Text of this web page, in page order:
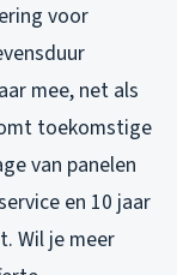
voor
mee, net als
toekomstige
van panelen
en 10 jaar
Wil je meer